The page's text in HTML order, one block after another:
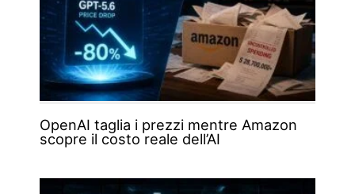
OpenAI taglia i prezzi mentre Amazon
scopre il costo reale dell’AI